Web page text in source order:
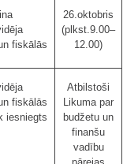
fiskālās
26.oktobris
(plkst.9.00–
12.00)
fiskālās
iesniegts
Atbilstoši
Likuma par
budžetu un
finanšu
vadību